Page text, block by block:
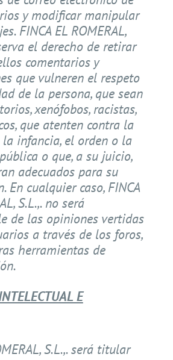
y modificar manipular
FINCA EL ROMERAL,
el derecho de retirar
comentarios y
que vulneren el respeto
de la persona, que sean
xenófobos, racistas,
que atenten contra la
infancia, el orden o la
o que, a su juicio,
adecuados para su
En cualquier caso, FINCA
S.L.,. no será
de las opiniones vertidas
a través de los foros,
herramientas de
E
S.L.,. será titular